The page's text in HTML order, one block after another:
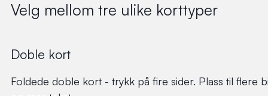
Velg mellom tre ulike korttyper
Doble kort
Foldede doble kort - trykk på fire sider. Plass til flere